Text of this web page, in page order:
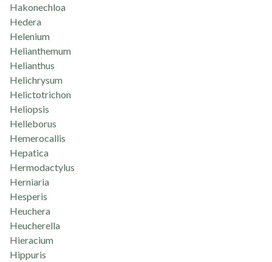
Hakonechloa
Hedera
Helenium
Helianthemum
Helianthus
Helichrysum
Helictotrichon
Heliopsis
Helleborus
Hemerocallis
Hepatica
Hermodactylus
Herniaria
Hesperis
Heuchera
Heucherella
Hieracium
Hippuris